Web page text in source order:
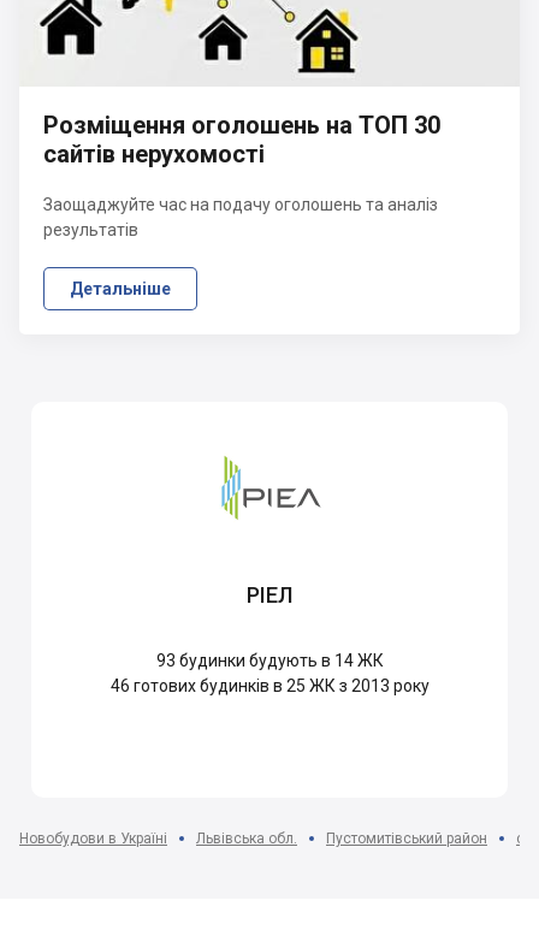
Розміщення оголошень на ТОП 30
сайтів нерухомості
Заощаджуйте час на подачу оголошень та аналіз
результатів
Детальніше
РІЕЛ
93 будинки будують в 14 ЖК
46 готових будинків в 25 ЖК з 2013 року
Новобудови в Україні Львівська обл. Пустомитівський район с.